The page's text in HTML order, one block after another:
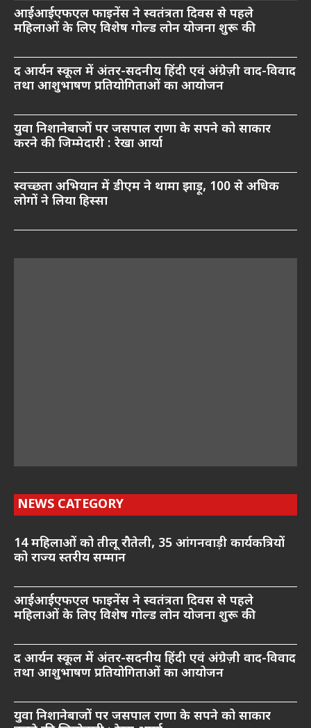
आईआईएफएल फाइनेंस ने स्वतंत्रता दिवस से पहले
महिलाओं के लिए विशेष गोल्ड लोन योजना शुरू की
द आर्यन स्कूल में अंतर-सदनीय हिंदी एवं अंग्रेज़ी वाद-विवाद
तथा आशुभाषण प्रतियोगिताओं का आयोजन
युवा निशानेबाजों पर जसपाल राणा के सपने को साकार
करने की जिम्मेदारी : रेखा आर्या
स्वच्छता अभियान में डीएम ने थामा झाड़ू, 100 से अधिक
लोगों ने लिया हिस्सा
NEWS CATEGORY
14 महिलाओं को तीलू रौतेली, 35 आंगनवाड़ी कार्यकत्रियों
को राज्य स्तरीय सम्मान
आईआईएफएल फाइनेंस ने स्वतंत्रता दिवस से पहले
महिलाओं के लिए विशेष गोल्ड लोन योजना शुरू की
द आर्यन स्कूल में अंतर-सदनीय हिंदी एवं अंग्रेज़ी वाद-विवाद
तथा आशुभाषण प्रतियोगिताओं का आयोजन
युवा निशानेबाजों पर जसपाल राणा के सपने को साकार